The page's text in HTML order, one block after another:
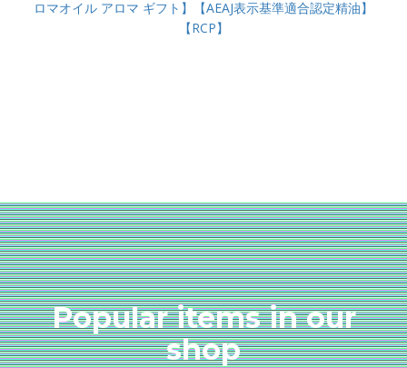
ロマオイル アロマ ギフト】【AEAJ表示基準適合認定精油】
【RCP】
Popular items in our
shop